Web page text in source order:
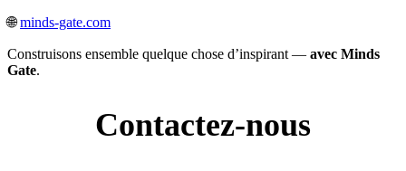
🌐minds-gate.com
Construisons ensemble quelque chose d’inspirant — avec Minds
Gate.
Contactez-nous